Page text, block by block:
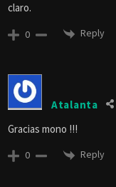
claro.
0 Reply
Atalanta
Gracias mono !!!
0 Reply